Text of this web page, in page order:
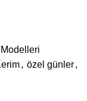
, özel günler,